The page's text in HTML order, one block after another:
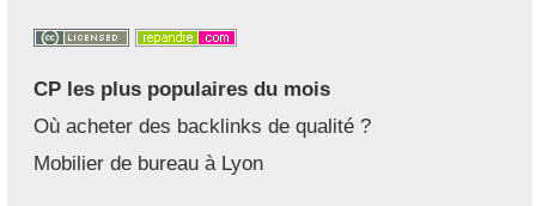
CP les plus populaires du mois
Où acheter des backlinks de qualité ?
Mobilier de bureau à Lyon